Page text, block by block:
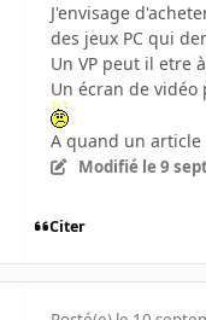
J'envisage
des jeux PC qui
Un VP peut il etre
Un écran de
A quand un article
Modifié le 9
Citer